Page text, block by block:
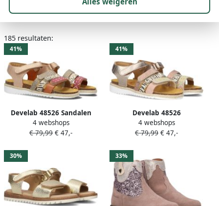
kinderen te ondersteunen.
Maat Merk 1 Model Kleur Prijs
185 resultaten:
41%
Develab 48526 Sandalen
Meisjes Multi
4 webshops
€ 79,99 € 47,-
41%
Develab 48526
SandalenMeisjesKindersandalen
n
4 webshops
€ 79,99 € 47,-
30% 33%